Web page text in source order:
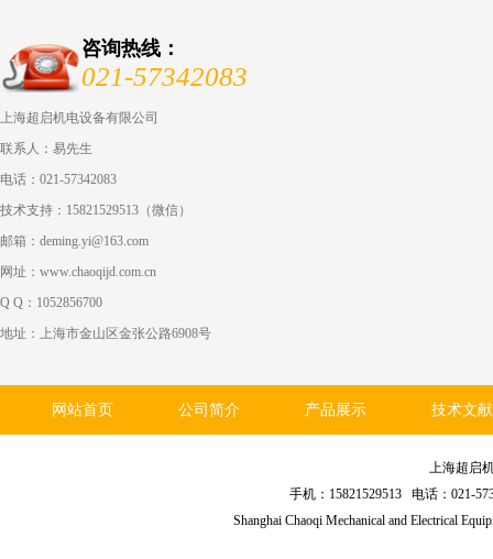
咨询热线：
021-57342083
上海超启机电设备有限公司
联系人：易先生
电话：021-57342083
技术支持：15821529513（微信）
邮箱：deming.yi@163.com
网址：www.chaoqijd.com.cn
Q Q：1052856700
地址：上海市金山区金张公路6908号
网站首页 公司简介 产品展示 技术文献
上海超启
手机：15821529513 电话：021-
Shanghai Chaoqi Mechanical and Electrical